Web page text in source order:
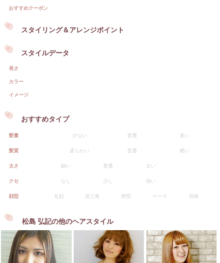
おすすめクーポン
スタイリング＆アレンジポイント
スタイルデータ
長さ
カラー
イメージ
おすすめタイプ
髪量 少ない 普通 多い
髪質 柔らかい 普通 硬い
太さ 細い 普通 太い
クセ なし 少し 強い
顔型 丸顔 逆三角 卵型 ベース 四角
松島 弘記の他のヘアスタイル